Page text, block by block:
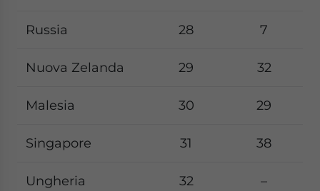
Russia 28 7
Nuova Zelanda 29 32
Malesia 30 29
Singapore 31 38
Ungheria 32 –